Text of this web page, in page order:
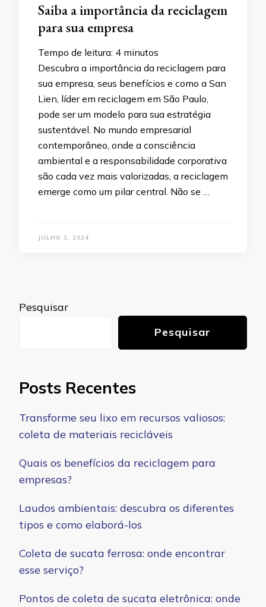
Saiba a importância da reciclagem
para sua empresa
Tempo de leitura: 4 minutos
Descubra a importância da reciclagem para
sua empresa, seus benefícios e como a San
Lien, líder em reciclagem em São Paulo,
pode ser um modelo para sua estratégia
sustentável. No mundo empresarial
contemporâneo, onde a consciência
ambiental e a responsabilidade corporativa
são cada vez mais valorizadas, a reciclagem
emerge como um pilar central. Não se …
JULHO 3, 2024
Pesquisar
Pesquisar
Posts Recentes
Transforme seu lixo em recursos valiosos:
coleta de materiais recicláveis
Quais os benefícios da reciclagem para
empresas?
Laudos ambientais: descubra os diferentes
tipos e como elaborá-los
Coleta de sucata ferrosa: onde encontrar
esse serviço?
Pontos de coleta de sucata eletrônica: onde